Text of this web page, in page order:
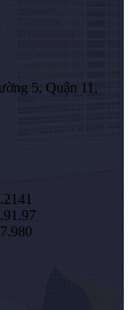
5, Quận 11,